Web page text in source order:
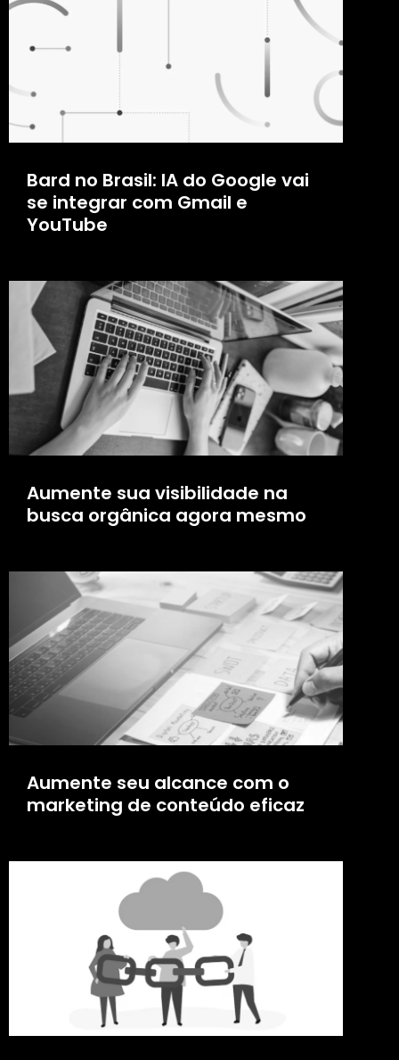
Bard no Brasil: IA do Google vai
se integrar com Gmail e
YouTube
Aumente sua visibilidade na
busca orgânica agora mesmo
Aumente seu alcance com o
marketing de conteúdo eficaz